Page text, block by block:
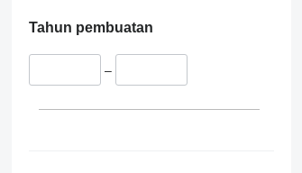
Tahun pembuatan
–